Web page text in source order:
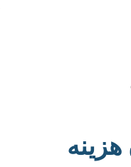
هزینه